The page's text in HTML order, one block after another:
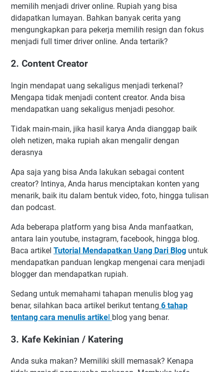
memilih menjadi driver online. Rupiah yang bisa
didapatkan lumayan. Bahkan banyak cerita yang
mengungkapkan para pekerja memilih resign dan fokus
menjadi full timer driver online. Anda tertarik?
2. Content Creator
Ingin mendapat uang sekaligus menjadi terkenal?
Mengapa tidak menjadi content creator. Anda bisa
mendapatkan uang sekaligus menjadi pesohor.
Tidak main-main, jika hasil karya Anda dianggap baik
oleh netizen, maka rupiah akan mengalir dengan
derasnya
Apa saja yang bisa Anda lakukan sebagai content
creator? Intinya, Anda harus menciptakan konten yang
menarik, baik itu dalam bentuk video, foto, hingga tulisan
dan podcast.
Ada beberapa platform yang bisa Anda manfaatkan,
antara lain youtube, instagram, facebook, hingga blog.
Baca artikel Tutorial Mendapatkan Uang Dari Blog untuk
mendapatkan panduan lengkap mengenai cara menjadi
blogger dan mendapatkan rupiah.
Sedang untuk memahami tahapan menulis blog yag
benar, silahkan baca artikel berikut tentang 6 tahap
tentang cara menulis artikel blog yang benar.
3. Kafe Kekinian / Katering
Anda suka makan? Memiliki skill memasak? Kenapa